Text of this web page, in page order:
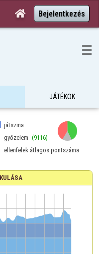
 Bejelentkezés
☰
JÁTÉKOK
játszma
győzelem (9116)
ellenfelek átlagos pontszáma